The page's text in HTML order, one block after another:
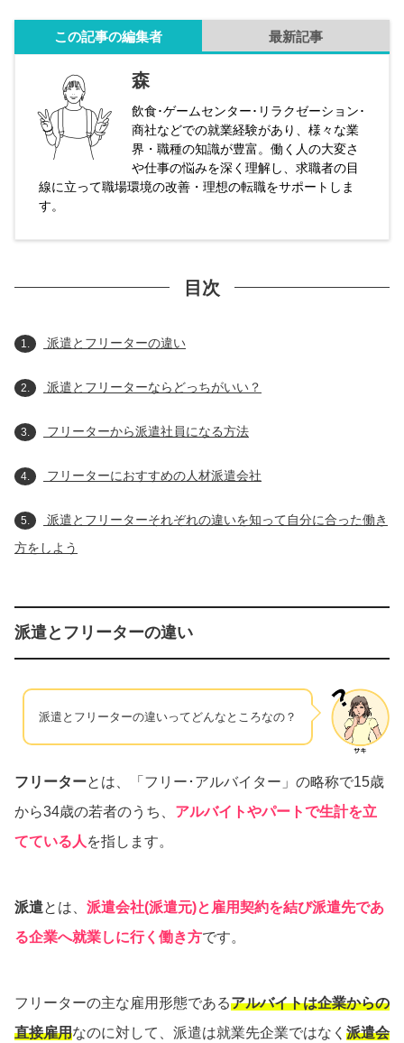
この記事の編集者 最新記事
森
飲食･ゲームセンター･リラクゼーション･
商社などでの就業経験があり、様々な業
界・職種の知識が豊富。働く人の大変さ
や仕事の悩みを深く理解し、求職者の目
線に立って職場環境の改善・理想の転職をサポートしま
す。
目次
1. 派遣とフリーターの違い
2. 派遣とフリーターならどっちがいい？
3. フリーターから派遣社員になる方法
4. フリーターにおすすめの人材派遣会社
5.
派遣とフリーターそれぞれの違いを知って自分に合った働き
方をしよう
派遣とフリーターの違い
派遣とフリーターの違いってどんなところなの？
フリーターとは、「フリー･アルバイター」の略称で15歳
から34歳の若者のうち、 アルバイトやパートで生計を立
てている人 を指します。
派遣とは、 派遣会社(派遣元)と雇用契約を結び派遣先であ
る企業へ就業しに行く働き方です。
フリーターの主な雇用形態であるアルバイトは企業からの
直接雇用なのに対して、派遣は就業先企業ではなく 派遣会